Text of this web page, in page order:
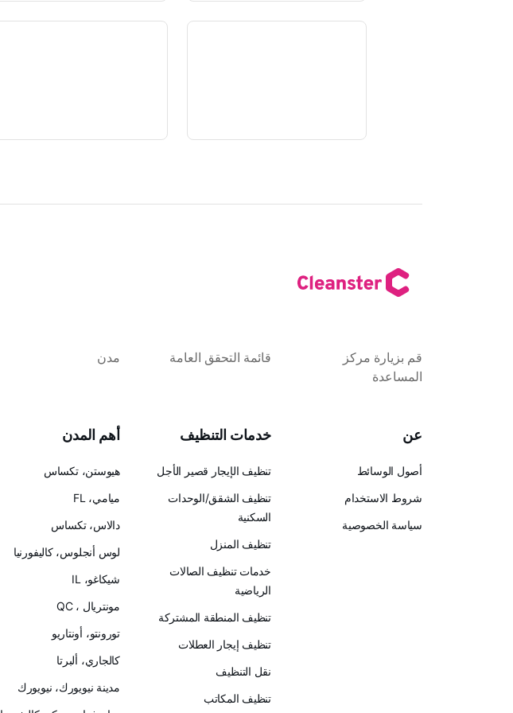
قم بزيارة مركز
المساعدة
قائمة التحقق العامة مدن
عن
أصول الوسائط
شروط الاستخدام
سياسة الخصوصية
خدمات التنظيف
تنظيف الإيجار قصير الأجل
تنظيف الشقق/الوحدات
السكنية
تنظيف المنزل
خدمات تنظيف الصالات
الرياضية
تنظيف المنطقة المشتركة
تنظيف إيجار العطلات
نقل التنظيف
تنظيف المكاتب
أهم المدن
هيوستن، تكساس
ميامي، FL
دالاس، تكساس
لوس أنجلوس، كاليفورنيا
شيكاغو، IL
مونتريال ، QC
تورونتو، أونتاريو
كالجاري، ألبرتا
مدينة نيويورك، نيويورك